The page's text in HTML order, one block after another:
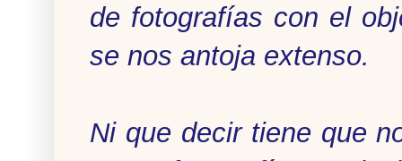
de fotografías con el
se nos antoja extenso.
Ni que decir tiene que